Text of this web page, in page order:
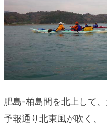
肥島-柏島間を北上して、
予報通り北東風が吹く、